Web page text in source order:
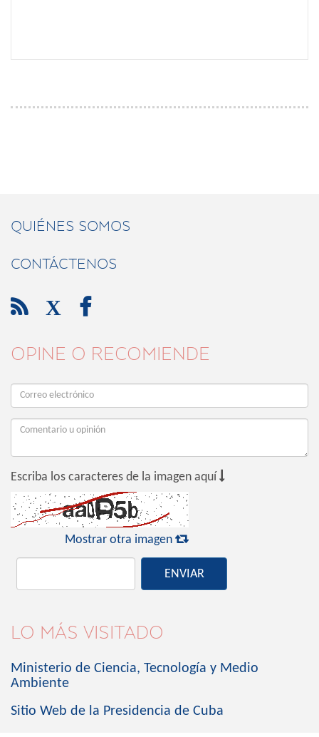
QUIÉNES SOMOS
CONTÁCTENOS
 X 
OPINE O RECOMIENDE
Escriba los caracteres de la imagen aquí 
Mostrar otra imagen 
ENVIAR
LO MÁS VISITADO
Ministerio de Ciencia, Tecnología y Medio
Ambiente
Sitio Web de la Presidencia de Cuba